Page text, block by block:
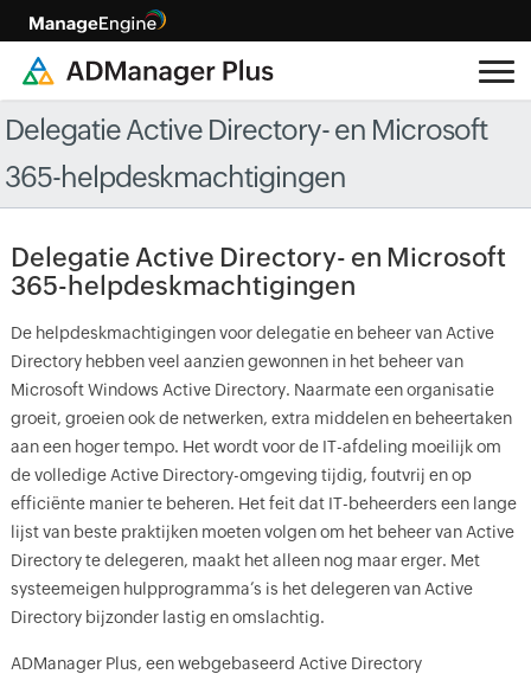
Delegatie Active Directory- en Microsoft
365-helpdeskmachtigingen
Delegatie Active Directory- en Microsoft
365-helpdeskmachtigingen
De helpdeskmachtigingen voor delegatie en beheer van Active
Directory hebben veel aanzien gewonnen in het beheer van
Microsoft Windows Active Directory. Naarmate een organisatie
groeit, groeien ook de netwerken, extra middelen en beheertaken
aan een hoger tempo. Het wordt voor de IT-afdeling moeilijk om
de volledige Active Directory-omgeving tijdig, foutvrij en op
efficiënte manier te beheren. Het feit dat IT-beheerders een lange
lijst van beste praktijken moeten volgen om het beheer van Active
Directory te delegeren, maakt het alleen nog maar erger. Met
systeemeigen hulpprogramma’s is het delegeren van Active
Directory bijzonder lastig en omslachtig.
ADManager Plus, een webgebaseerd Active Directory